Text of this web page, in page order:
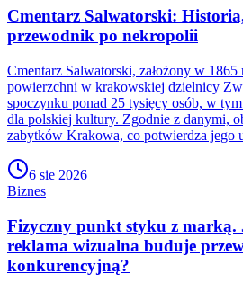
Cmentarz Salwatorski:
przewodnik po nekropolii
Cmentarz Salwatorski, założony w
powierzchni w krakowskiej dzielnicy
spoczynku ponad 25 tysięcy osób, w
dla polskiej kultury. Zgodnie z danymi,
zabytków Krakowa, co potwierdza jego
6 sie 2026
Biznes
Fizyczny punkt styku z marką.
reklama wizualna buduje
konkurencyjną?